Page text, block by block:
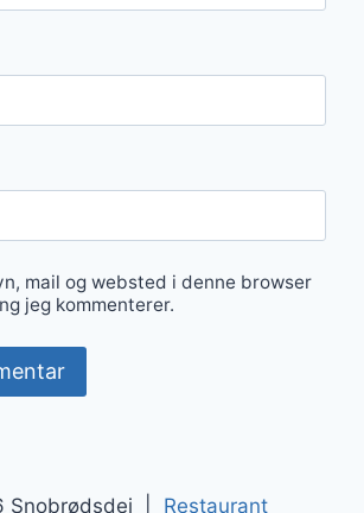
mail og websted i denne browser
jeg kommenterer.
Snobrødsdej | Restaurant